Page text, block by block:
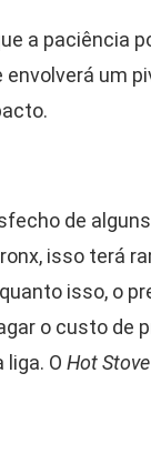
a paciência
um
de
isso terá
isso, o
o custo de
O Hot Stove